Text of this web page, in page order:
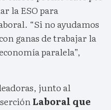
la ESO para
“Si no ayudamos
ganas de trabajar la
paralela”,
junto al
Laboral que